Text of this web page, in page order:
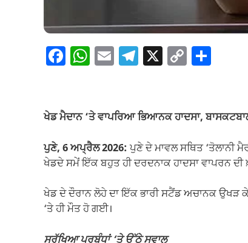
F
e
o
o
k
W
s
p
p
E T
gr
m
X C
y
n
k
e
ਖੇਡ ਮੈਦਾਨ ‘ਤੇ ਵਾਪਰਿਆ ਭਿਆਨਕ ਹਾਦਸਾ,
ਪੁਣੇ, 6 ਅਪ੍ਰੈਲ 2026:ਪੁਣੇ ਦੇ ਮਾਵਲ ਸਥਿਤ ‘ਤੋਲਾਨੀ
ਖੇਡਦੇ ਸਮੇਂ ਇੱਕ ਬਹੁਤ ਹੀ ਦਰਦਨਾਕ ਹਾਦਸਾ ਵਾਪਰਨ
ਖੇਡ ਦੇ ਦੌਰਾਨ ਲੋਹੇ ਦਾ ਇੱਕ ਭਾਰੀ ਸਟੈਂਡ ਅਚਾਨਕ ਉਖੜ
‘ਤੇ ਹੀ ਮੌਤ ਹੋ ਗਈ।